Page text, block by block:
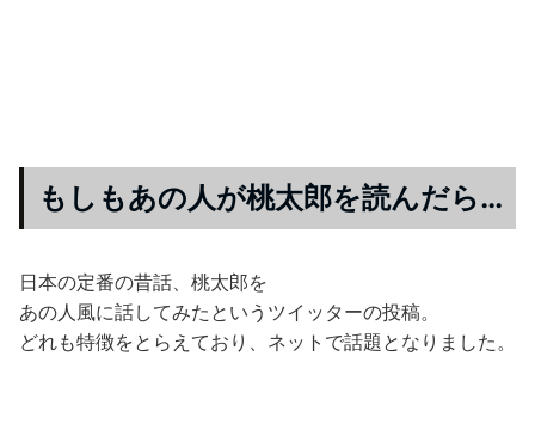
もしもあの人が桃太郎を読んだら…
日本の定番の昔話、桃太郎を
あの人風に話してみたというツイッターの投稿。
どれも特徴をとらえており、ネットで話題となりました。